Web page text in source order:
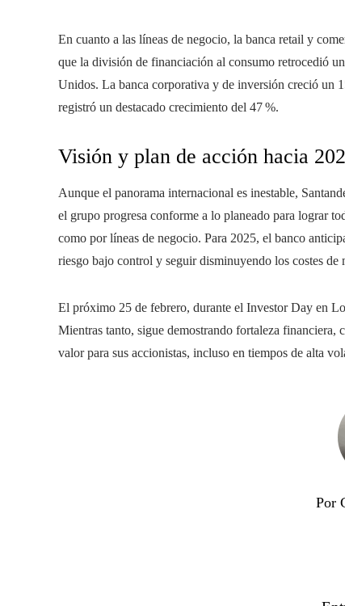
En cuanto a las líneas de negocio, la banca retail y
que la división de financiación al consumo retrocedió
Unidos. La banca corporativa y de inversión creció un
registró un destacado crecimiento del 47 %.
Visión y plan de acción hacia
Aunque el panorama internacional es inestable,
el grupo progresa conforme a lo planeado para lograr
como por líneas de negocio. Para 2025, el banco
riesgo bajo control y seguir disminuyendo los costes de
El próximo 25 de febrero, durante el Investor Day en
Mientras tanto, sigue demostrando fortaleza
valor para sus accionistas, incluso en tiempos de alta
Por